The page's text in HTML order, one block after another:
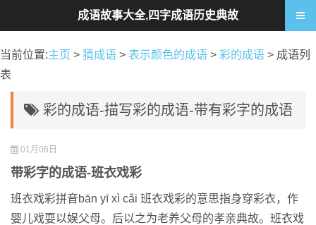
当前位置:主页 > 猜成语 > 表示颜色的成语 > 彩的成语 > 成语列
表
彩的成语-描写彩的成语-带有彩字的成语
01月06日
带彩字的成语-班衣戏彩
班衣戏彩拼音bān yī xì cǎi 班衣戏彩的意思指身穿彩衣，作
婴儿戏耍以娱父母。后以之为老养父母的孝亲典故。班衣戏
成语故事大全,四字成语历史典故